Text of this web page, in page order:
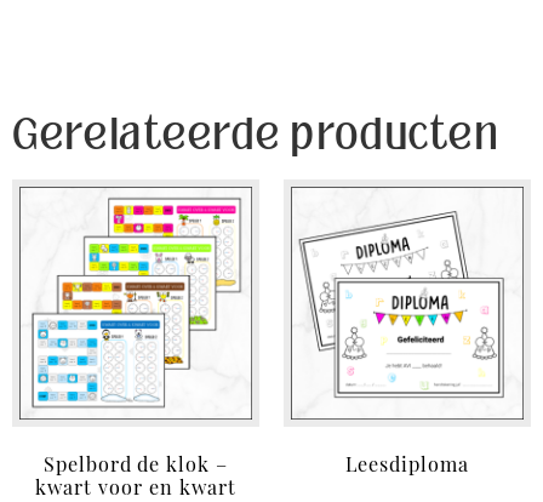
Gerelateerde producten
Spelbord de klok –
kwart voor en kwart
Leesdiploma